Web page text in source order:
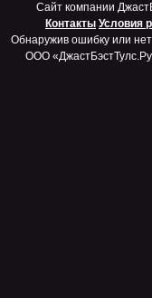
Cайт компании
Контакты Условия
Обнаружив ошибку или
ООО